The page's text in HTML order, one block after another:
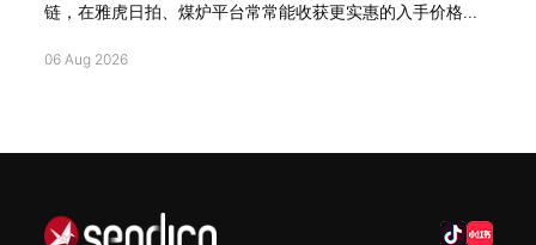
链，在雅虎日拍、煤炉平台常常能收获更实惠的入手价格...
06 Aug 2026